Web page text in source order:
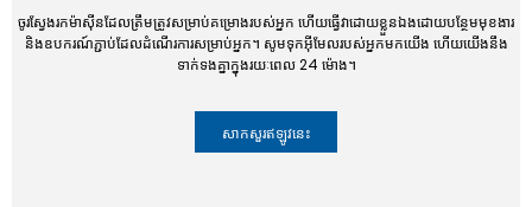
ចូរស្វែងរកម៉ាស៊ីនដែលត្រឹមត្រូវសម្រាប់គម្រោងរបស់អ្នក ហើយធ្វើវាដោយខ្លួនឯងដោយបន្ថែមមុខងារ
និងឧបករណ៍ភ្ជាប់ដែលដំណើរការសម្រាប់អ្នក។ សូមទុកអ៊ីមែលរបស់អ្នកមកយើង ហើយយើងនឹង
ទាក់ទងគ្នាក្នុងរយៈពេល 24 ម៉ោង។
សាកសួរឥឡូវនេះ